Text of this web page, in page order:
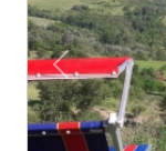
Previous